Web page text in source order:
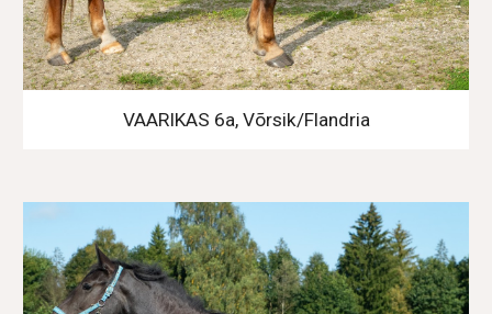
VAARIKAS 6a, Võrsik/Flandria